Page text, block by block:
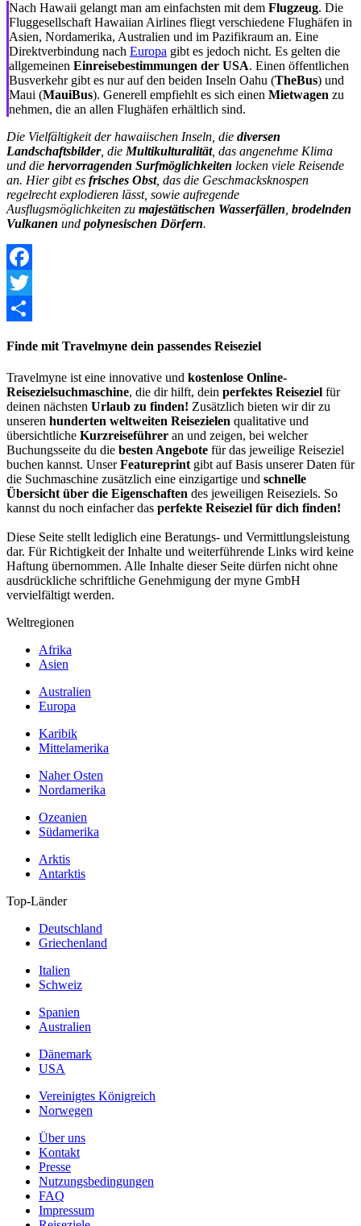
Nach Hawaii gelangt man am einfachsten mit dem Flugzeug. Die
Fluggesellschaft Hawaiian Airlines fliegt verschiedene Flughäfen in
Asien, Nordamerika, Australien und im Pazifikraum an. Eine
Direktverbindung nach Europa gibt es jedoch nicht. Es gelten die
allgemeinen Einreisebestimmungen der USA. Einen öffentlichen
Busverkehr gibt es nur auf den beiden Inseln Oahu (TheBus) und
Maui (MauiBus). Generell empfiehlt es sich einen Mietwagen zu
nehmen, die an allen Flughäfen erhältlich sind.
Die Vielfältigkeit der hawaiischen Inseln, die diversen
Landschaftsbilder, die Multikulturalität, das angenehme Klima
und die hervorragenden Surfmöglichkeiten locken viele Reisende
an. Hier gibt es frisches Obst, das die Geschmacksknospen
regelrecht explodieren lässt, sowie aufregende
Ausflugsmöglichkeiten zu majestätischen Wasserfällen brodelnden
Vulkanen und polynesischen Dörfern.
Facebook
Twitter
Finde mit Travelmyne dein passendes Reiseziel
Travelmyne ist eine innovative und kostenlose Online-
Reisezielsuchmaschine, die dir hilft, dein perfektes Reiseziel für
deinen nächsten Urlaub zu finden! Zusätzlich bieten wir dir zu
unseren hunderten weltweiten Reisezielen qualitative und
übersichtliche Kurzreiseführer an und zeigen, bei welcher
Buchungsseite du die besten Angebote für das jeweilige Reiseziel
buchen kannst. UnserFeatureprint gibt auf Basis unserer Daten für
die Suchmaschine zusätzlich eine einzigartige und schnelle
Übersicht über die Eigenschaften des jeweiligen Reiseziels. So
kannst du noch einfacher das perfekte Reiseziel für dich finden!
Diese Seite stellt lediglich eine Beratungs- und Vermittlungsleistung
dar. Für Richtigkeit der Inhalte und weiterführende Links wird keine
Haftung übernommen. Alle Inhalte dieser Seite dürfen nicht ohne
ausdrückliche schriftliche Genehmigung der myne GmbH
vervielfältigt werden.
Weltregionen
Afrika
Asien
Australien
Europa
Karibik
Mittelamerika
Naher Osten
Nordamerika
Ozeanien
Südamerika
Arktis
Antarktis
Top-Länder
Deutschland
Griechenland
Italien
Schweiz
Spanien
Australien
Dänemark
USA
Vereinigtes Königreich
Norwegen
Über uns
Kontakt
Presse
Nutzungsbedingungen
FAQ
Impressum